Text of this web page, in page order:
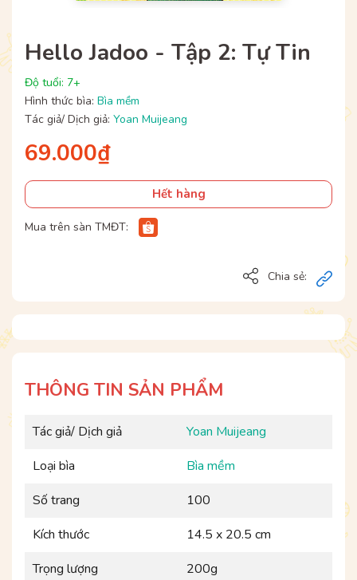
Hello Jadoo - Tập 2: Tự Tin
Độ tuổi: 7+
Hình thức bìa: Bìa mềm
Tác giả/ Dịch giả: Yoan Muijeang
69.000₫
Hết hàng
Mua trên sàn TMĐT:
Chia sẻ:
THÔNG TIN SẢN PHẨM
Tác giả/ Dịch giả
Yoan Muijeang
Loại bìa
Bìa mềm
Số trang
100
Kích thước
14.5 x 20.5 cm
Trọng lượng
200g